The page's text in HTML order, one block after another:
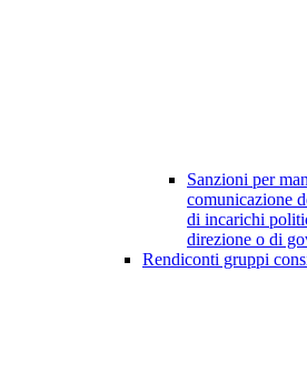
Sanzioni per
comunicazione
di incarichi
direzione o di
Rendiconti gruppi